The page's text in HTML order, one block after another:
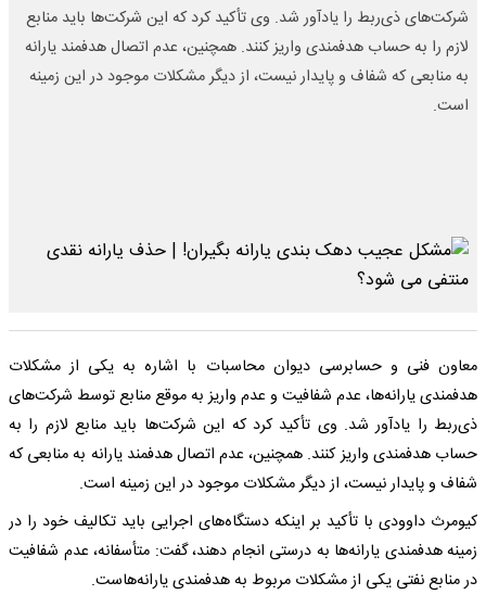
شرکت‌های ذی‌ربط را یادآور شد. وی تأکید کرد که این شرکت‌ها باید منابع
لازم را به حساب هدفمندی واریز کنند. همچنین، عدم اتصال هدفمند یارانه
به منابعی که شفاف و پایدار نیست، از دیگر مشکلات موجود در این زمینه
است.
معاون فنی و حسابرسی دیوان محاسبات با اشاره به یکی از مشکلات
هدفمندی یارانه‌ها، عدم شفافیت و عدم واریز به موقع منابع توسط شرکت‌های
ذی‌ربط را یادآور شد. وی تأکید کرد که این شرکت‌ها باید منابع لازم را به
حساب هدفمندی واریز کنند. همچنین، عدم اتصال هدفمند یارانه به منابعی که
شفاف و پایدار نیست، از دیگر مشکلات موجود در این زمینه است.
کیومرث داوودی با تأکید بر اینکه دستگاه‌های اجرایی باید تکالیف خود را در
زمینه هدفمندی یارانه‌ها به درستی انجام دهند، گفت: متأسفانه، عدم شفافیت
در منابع نفتی یکی از مشکلات مربوط به هدفمندی یارانه‌هاست.